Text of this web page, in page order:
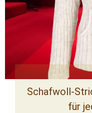
Schafwoll-
für